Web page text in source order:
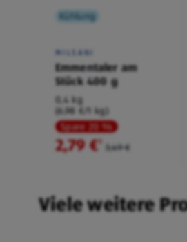
Kühlung
MILSANI
Emmentaler am
Stück 400 g
0,4 kg
(6,98 €/1 kg)
Spare 20 %
2,79 €² 3,49 €
Viele weitere